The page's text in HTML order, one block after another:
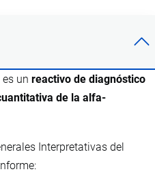
un reactivo de diagnóstico
de la alfa-
Interpretativas del